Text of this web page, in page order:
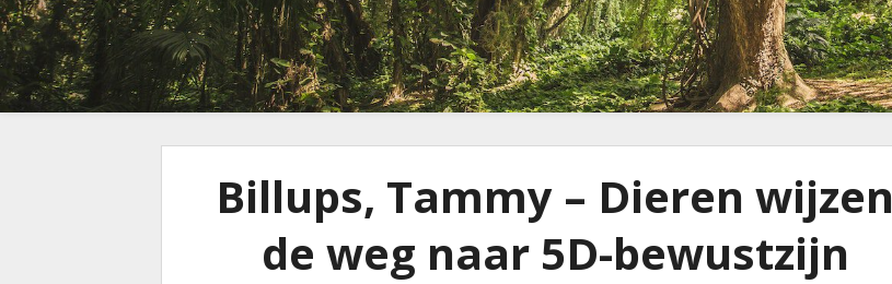
Billups, Tammy – Dieren wijzen
de weg naar 5D-bewustzijn